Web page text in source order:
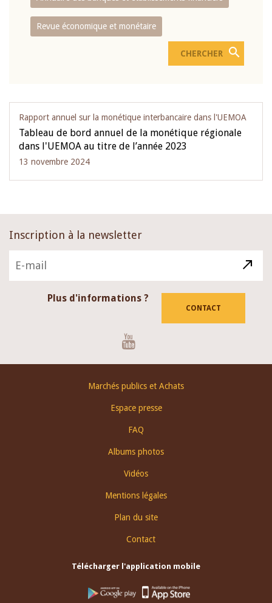
Revue économique et monétaire
Rapport annuel sur la monétique interbancaire dans l'UEMOA
Tableau de bord annuel de la monétique régionale
dans l'UEMOA au titre de l’année 2023
13 novembre 2024
Inscription à la newsletter
Plus d'informations ?
CONTACT
Marchés publics et Achats
Espace presse
FAQ
Albums photos
Vidéos
Mentions légales
Plan du site
Contact
Télécharger l'application mobile